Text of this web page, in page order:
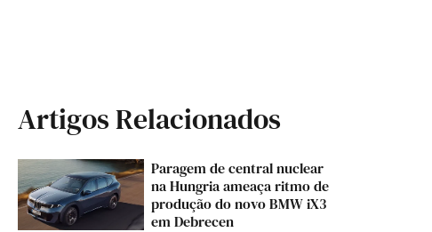
Artigos Relacionados
Paragem de central nuclear
na Hungria ameaça ritmo de
produção do novo BMW iX3
em Debrecen